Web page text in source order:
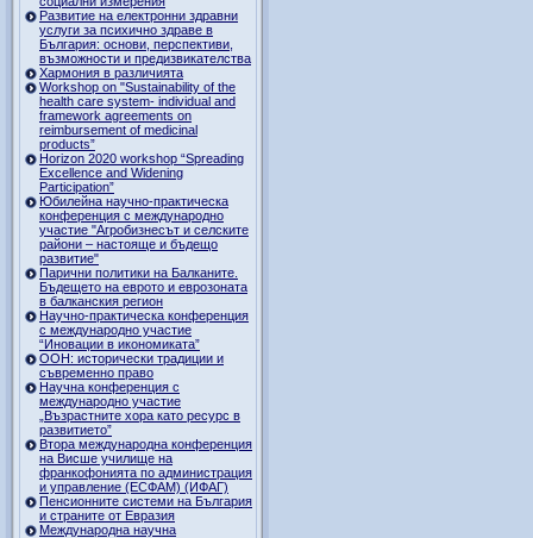
Развитие на електронни здравни
услуги за психично здраве в
България: основи, перспективи,
възможности и предизвикателства
Хармония в различията
Workshop on "Sustainability of the
health care system- individual and
framework agreements on
reimbursement of medicinal
products”
Horizon 2020 workshop “Spreading
Excellence and Widening
Participation”
Юбилейна научно-практическа
конференция с международно
участие "Агробизнесът и селските
райони – настояще и бъдещо
развитие"
Парични политики на Балканите.
Бъдещето на еврото и еврозоната
в балканския регион
Научно-практическа конференция
с международно участие
“Иновации в икономиката”
ООН: исторически традиции и
съвременно право
Научна конференция с
международно участие
„Възрастните хора като ресурс в
развитието”
Втора международна конференция
на Висше училище на
франкофонията по администрация
и управление (ЕСФАМ) (ИФАГ)
Пенсионните системи на България
и страните от Евразия
Международна научна